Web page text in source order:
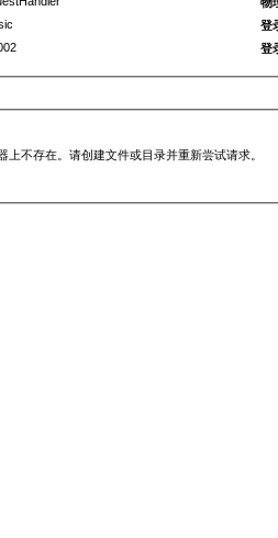
登
登
上不存在。请创建文件或目录并重新尝试请求。